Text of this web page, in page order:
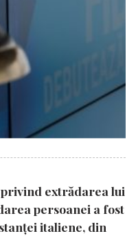
extrădarea lui
persoanei a fost
italiene, din